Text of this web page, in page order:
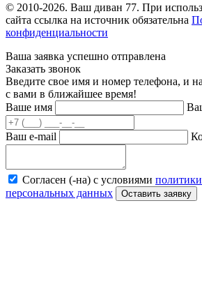
© 2010-2026. Ваш диван 77. При
сайта ссылка на источник обязательна
конфиденциальности
Ваша заявка успешно отправлена
Заказать звонок
Введите свое имя и номер телефона, и
с вами в ближайшее время!
Ваше имя
Ваш e-mail
Согласен (-на) с условиями
персональных данных